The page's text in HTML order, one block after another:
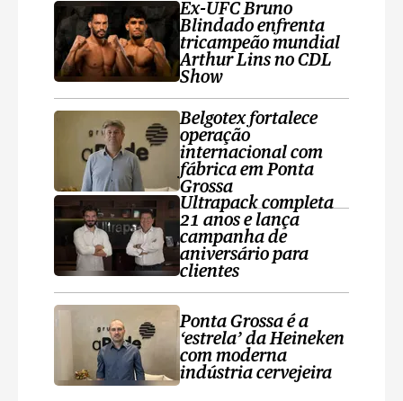
Ex-UFC Bruno
Blindado enfrenta
tricampeão mundial
Arthur Lins no CDL
Show
Belgotex fortalece
operação
internacional com
fábrica em Ponta
Grossa
Ultrapack completa
21 anos e lança
campanha de
aniversário para
clientes
Ponta Grossa é a
‘estrela’ da Heineken
com moderna
indústria cervejeira